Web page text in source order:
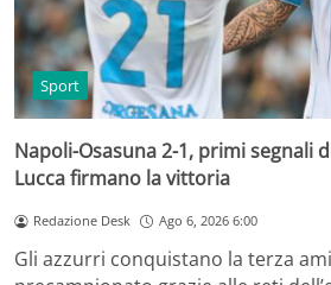
Sport
Napoli-Osasuna 2-1, primi segnali
Lucca firmano la vittoria
Redazione Desk Ago 6, 2026 6:00
Gli azzurri conquistano la terza